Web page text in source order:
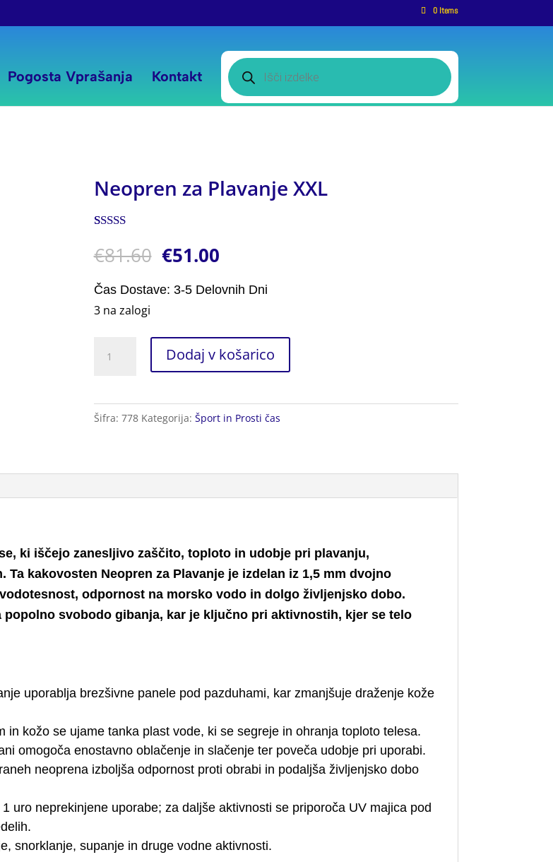
0 Items
Pogosta Vprašanja Kontakt
Products
search
Neopren za Plavanje XXL
5.00 od 5 na
podlagi
stranke
€81.60 €51.00
Čas Dostave: 3-5 Delovnih Dni
3 na zalogi
XXL
količina
Dodaj v košarico
Šifra: 778 Kategorija: Šport in Prosti čas
ki iščejo zanesljivo zaščito, toploto in udobje pri plavanju,
kakovosten Neopren za Plavanje je izdelan iz 1,5 mm dvojno
odpornost na morsko vodo in dolgo življenjsko dobo.
svobodo gibanja, kar je ključno pri aktivnostih, kjer se telo
uporablja brezšivne panele pod pazduhami, kar zmanjšuje draženje kože
kožo se ujame tanka plast vode, ki se segreje in ohranja toploto telesa.
omogoča enostavno oblačenje in slačenje ter poveča udobje pri uporabi.
neoprena izboljša odpornost proti obrabi in podaljša življenjsko dobo
uro neprekinjene uporabe; za daljše aktivnosti se priporoča UV majica pod
snorklanje, supanje in druge vodne aktivnosti.